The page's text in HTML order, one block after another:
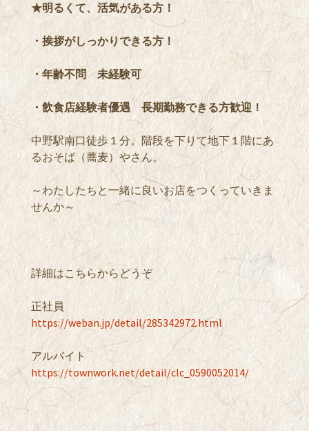
★明るくて、活気がある方！
・挨拶がしっかりできる方！
・年齢不問 未経験可
・飲食店経験者優遇 長期勤務できる方歓迎！
中野駅南口徒歩１分。階段を下りて地下１階にあ
るおそば（蕎麦）やさん。
～わたしたちと一緒に良いお店をつくっていきま
せんか～
詳細はこちらからどうぞ
正社員
https://weban.jp/detail/285342972.html
アルバイト
https://townwork.net/detail/clc_0590052014/